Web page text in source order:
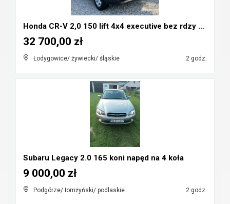
Honda CR-V 2,0 150 lift 4x4 executive bez rdzy LPG...
Łodygowice/ żywiecki/ śląskie 2 godz.
32 700,00 zł
Subaru Legacy 2.0 165 koni napęd na 4 koła
Podgórze/ łomżyński/ podlaskie 2 godz.
9 000,00 zł